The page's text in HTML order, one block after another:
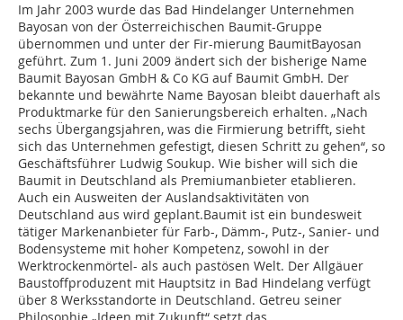
Im Jahr 2003 wurde das Bad Hindelanger Unternehmen
Bayosan von der Österreichischen Baumit-Gruppe
übernommen und unter der Fir-mierung BaumitBayosan
geführt. Zum 1. Juni 2009 ändert sich der bisherige Name
Baumit Bayosan GmbH & Co KG auf Baumit GmbH. Der
bekannte und bewährte Name Bayosan bleibt dauerhaft als
Produktmarke für den Sanierungsbereich erhalten. „Nach
sechs Übergangsjahren, was die Firmierung betrifft, sieht
sich das Unternehmen gefestigt, diesen Schritt zu gehen“, so
Geschäftsführer Ludwig Soukup. Wie bisher will sich die
Baumit in Deutschland als Premiumanbieter etablieren.
Auch ein Ausweiten der Auslandsaktivitäten von
Deutschland aus wird geplant.Baumit ist ein bundesweit
tätiger Markenanbieter für Farb-, Dämm-, Putz-, Sanier- und
Bodensysteme mit hoher Kompetenz, sowohl in der
Werktrockenmörtel- als auch pastösen Welt. Der Allgäuer
Baustoffproduzent mit Hauptsitz in Bad Hindelang verfügt
über 8 Werksstandorte in Deutschland. Getreu seiner